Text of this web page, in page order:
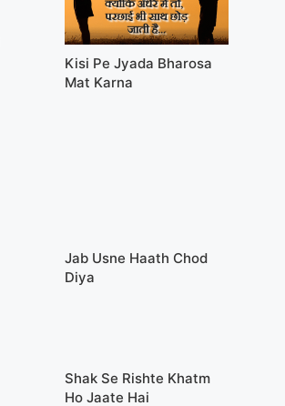
Kisi Pe Jyada Bharosa
Mat Karna
Jab Usne Haath Chod
Diya
Shak Se Rishte Khatm
Ho Jaate Hai